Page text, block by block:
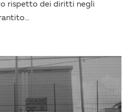
rispetto dei diritti negli